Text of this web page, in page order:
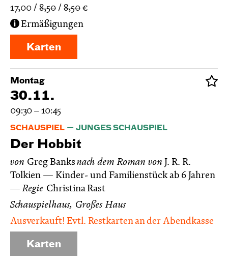
17,00
8,50 8,50 €
Ermäßigungen
Karten
Montag
30.11.
09:30 – 10:45
SCHAUSPIEL JUNGES SCHAUSPIEL
Der Hobbit
von Greg Banks nach dem Roman von J. R. R.
Tolkien
Kinder- und Familienstück ab 6 Jahren
Regie Christina Rast
Schauspielhaus, Großes Haus
Ausverkauft! Evtl. Restkarten an der Abendkasse
Karten